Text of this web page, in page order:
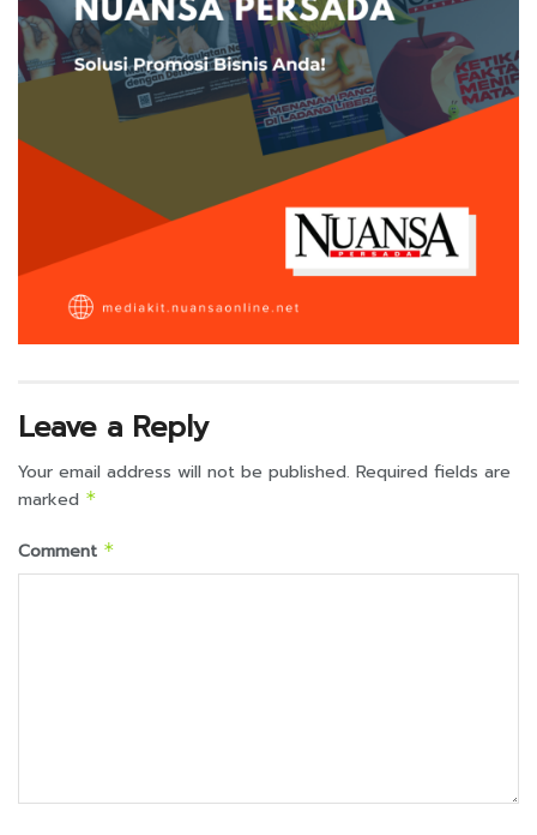
Leave a Reply
Your email address will not be published. Required fields are
marked *
Comment *